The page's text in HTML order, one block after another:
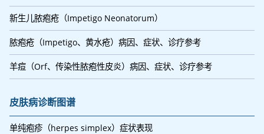
新生儿脓疱疮（Impetigo Neonatorum）
脓疱疮（Impetigo、黄水疮）病因、症状、诊疗参考
羊痘（Orf、传染性脓疱性皮炎）病因、症状、诊疗参考
皮肤病诊断图谱
单纯疱疹（herpes simplex）症状表现